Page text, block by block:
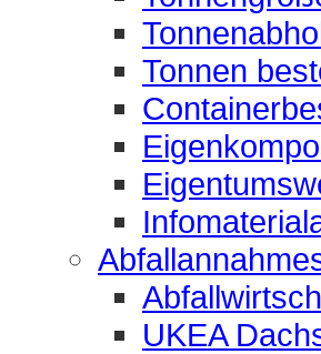
Tonnen
UKEA